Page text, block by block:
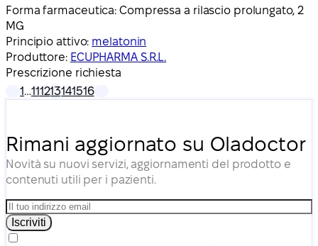
Forma farmaceutica: Compressa a rilascio prolungato, 2
MG
Principio attivo: melatonin
Produttore: ECUPHARMA S.R.L.
Prescrizione richiesta
1…111213141516
Rimani aggiornato su Oladoctor
Novità su nuovi servizi, aggiornamenti del prodotto e
contenuti utili per i pazienti.
Iscriviti